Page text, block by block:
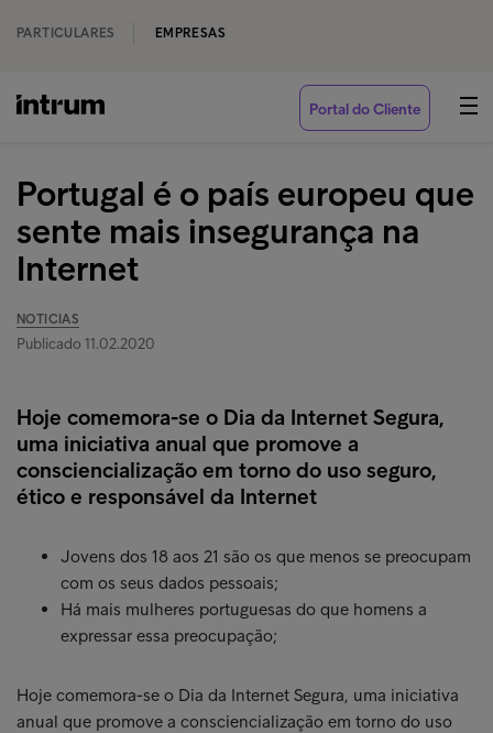
PARTICULARES EMPRESAS
Portal do Cliente
Portugal é o país europeu que
sente mais insegurança na
Internet
NOTICIAS
Publicado 11.02.2020
Hoje comemora-se o Dia da Internet Segura,
uma iniciativa anual que promove a
consciencialização em torno do uso seguro,
ético e responsável da Internet
Jovens dos 18 aos 21 são os que menos se preocupam
com os seus dados pessoais;
Há mais mulheres portuguesas do que homens a
expressar essa preocupação;
Hoje comemora-se o Dia da Internet Segura, uma iniciativa
anual que promove a consciencialização em torno do uso